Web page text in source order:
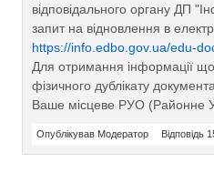
відповідального органу ДП
запит на відновлення в
https://info.edbo.gov.ua/edu-
Для отримання інформації
фізичного дублікату
Ваше місцеве РУО (Районне
Опублікував Модератор Відповідь